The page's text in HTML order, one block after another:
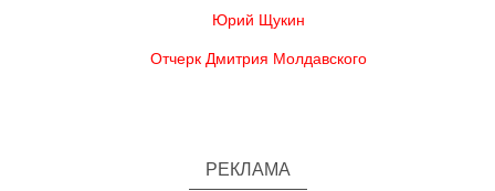
Юрий Щукин
Отчерк Дмитрия Молдавского
РЕКЛАМА